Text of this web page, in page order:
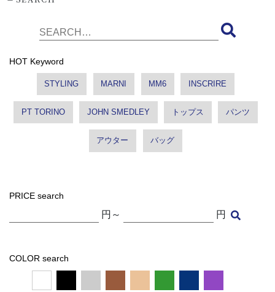
HOT Keyword
STYLING MARNI MM6 INSCRIRE
PT TORINO JOHN SMEDLEY トップス パンツ
アウター バッグ
PRICE search
円～ 円
COLOR search